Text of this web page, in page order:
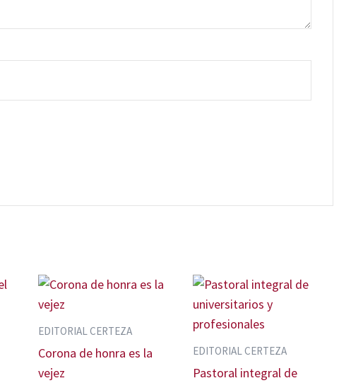
EDITORIAL CERTEZA
Corona de honra es la
vejez
EDITORIAL CERTEZA
Pastoral integral de